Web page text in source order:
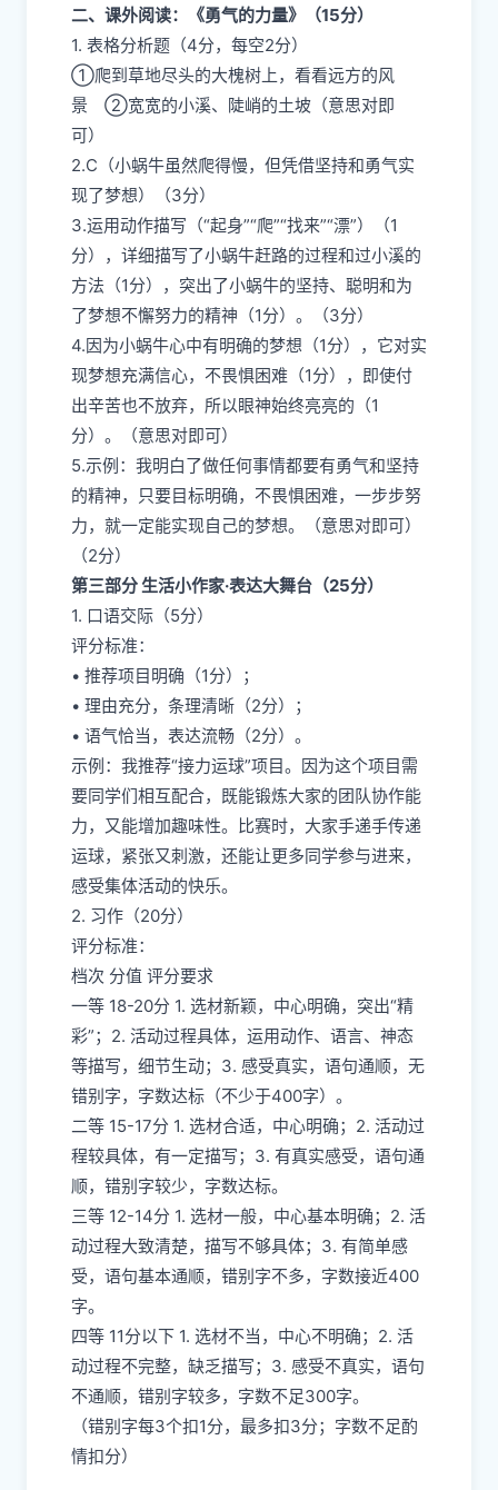
二、课外阅读：《勇气的力量》（15分）
1. 表格分析题（4分，每空2分）
①爬到草地尽头的大槐树上，看看远方的风
景 ②宽宽的小溪、陡峭的土坡（意思对即
可）
2.C（小蜗牛虽然爬得慢，但凭借坚持和勇气实
现了梦想）（3分）
3.运用动作描写（“起身”“爬”“找来”“漂”）（1
分），详细描写了小蜗牛赶路的过程和过小溪的
方法（1分），突出了小蜗牛的坚持、聪明和为
了梦想不懈努力的精神（1分）。（3分）
4.因为小蜗牛心中有明确的梦想（1分），它对实
现梦想充满信心，不畏惧困难（1分），即使付
出辛苦也不放弃，所以眼神始终亮亮的（1
分）。（意思对即可）
5.示例：我明白了做任何事情都要有勇气和坚持
的精神，只要目标明确，不畏惧困难，一步步努
力，就一定能实现自己的梦想。（意思对即可）
（2分）
第三部分 生活小作家·表达大舞台（25分）
1. 口语交际（5分）
评分标准：
• 推荐项目明确（1分）；
• 理由充分，条理清晰（2分）；
• 语气恰当，表达流畅（2分）。
示例：我推荐“接力运球”项目。因为这个项目需
要同学们相互配合，既能锻炼大家的团队协作能
力，又能增加趣味性。比赛时，大家手递手传递
运球，紧张又刺激，还能让更多同学参与进来，
感受集体活动的快乐。
2. 习作（20分）
评分标准：
档次 分值 评分要求
一等 18-20分 1. 选材新颖，中心明确，突出“精
彩”；2. 活动过程具体，运用动作、语言、神态
等描写，细节生动；3. 感受真实，语句通顺，无
错别字，字数达标（不少于400字）。
二等 15-17分 1. 选材合适，中心明确；2. 活动过
程较具体，有一定描写；3. 有真实感受，语句通
顺，错别字较少，字数达标。
三等 12-14分 1. 选材一般，中心基本明确；2. 活
动过程大致清楚，描写不够具体；3. 有简单感
受，语句基本通顺，错别字不多，字数接近400
字。
四等 11分以下 1. 选材不当，中心不明确；2. 活
动过程不完整，缺乏描写；3. 感受不真实，语句
不通顺，错别字较多，字数不足300字。
（错别字每3个扣1分，最多扣3分；字数不足酌
情扣分）